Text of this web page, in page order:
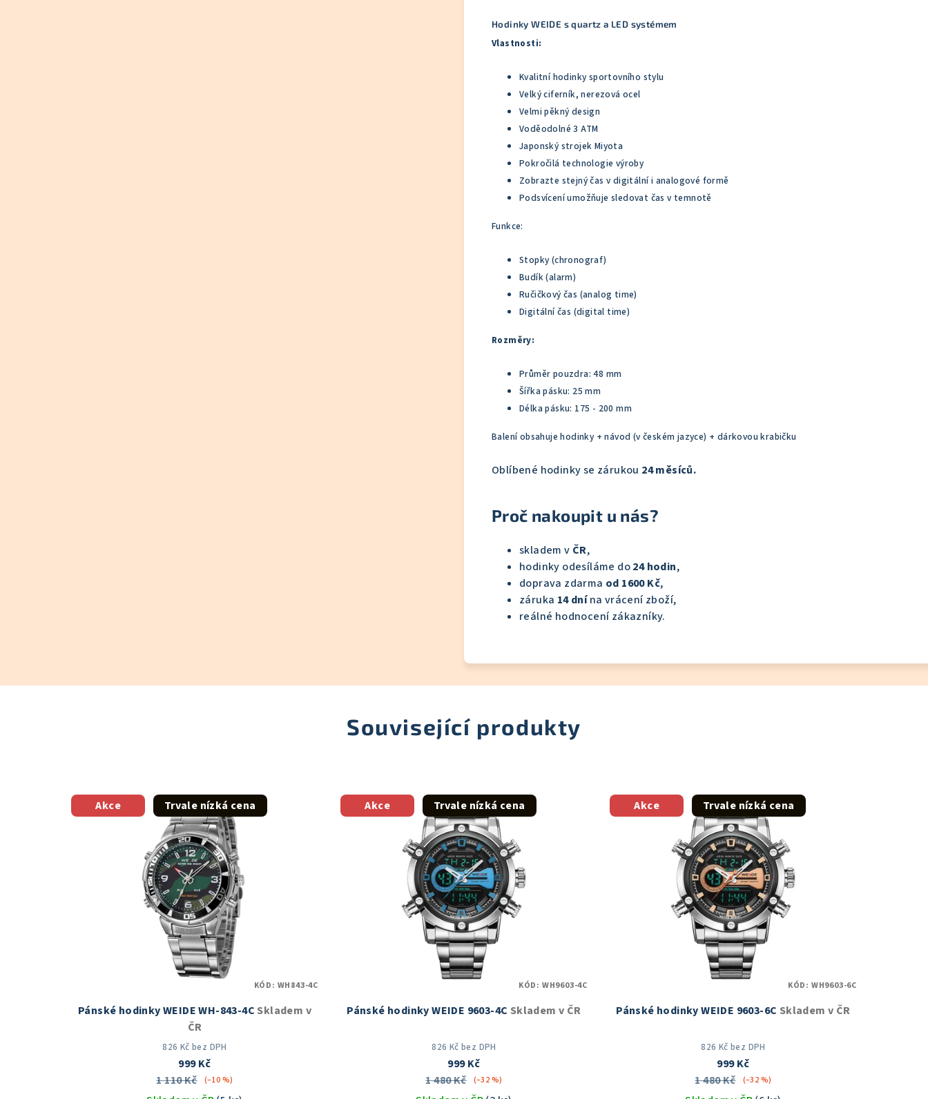
Hodinky WEIDE s quartz a LED systémem
Vlastnosti:
Kvalitní hodinky sportovního stylu
Velký ciferník, nerezová ocel
Velmi pěkný design
Voděodolné 3 ATM
Japonský strojek Miyota
Pokročilá technologie výroby
Zobrazte stejný čas v digitální i analogové formě
Podsvícení umožňuje sledovat čas v temnotě
Funkce:
Stopky (chronograf)
Budík (alarm)
Ručičkový čas (analog time)
Digitální čas (digital time)
Rozměry:
Průměr pouzdra: 48 mm
Šířka pásku: 25 mm
Délka pásku: 175 - 200 mm
Balení obsahuje hodinky + návod (v českém jazyce) + dárkovou krabičku
Oblíbené hodinky se zárukou 24 měsíců.
Proč nakoupit u nás?
skladem v ČR,
hodinky odesíláme do24 hodin,
doprava zdarma od 1600 Kč,
záruka 14 dnína vrácení zboží,
reálné hodnocení zákazníky.
Související produkty
Akce Trvale nízká cena
Pánské hodinky WEIDE WH-843-4C Skladem v
ČR
826 Kč bez DPH
999 Kč
1 110 Kč
(–10 %)
KÓD: WH843-4C
Akce Trvale nízká cena
Pánské hodinky WEIDE 9603-4C Skladem v ČR
826 Kč bez DPH
999 Kč
1 480 Kč
(–32 %)
KÓD: WH9603-4C
Akce Trvale nízká cena
Pánské hodinky WEIDE 9603-6C Skladem v ČR
826 Kč bez DPH
999 Kč
1 480 Kč
(–32 %)
KÓD: WH9603-6C